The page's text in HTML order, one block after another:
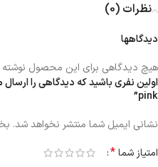
نظرات (0)
دیدگاهها
هیچ دیدگاهی برای این محصول
pink”
نشانی ایمیل شما منتشر نخواهد شد.
امتیاز شما*